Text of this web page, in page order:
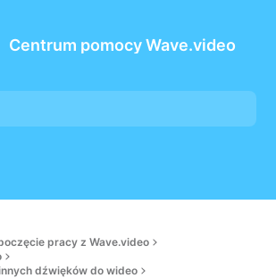
Centrum pomocy Wave.video
pracy z Wave.video
dźwięków do wideo